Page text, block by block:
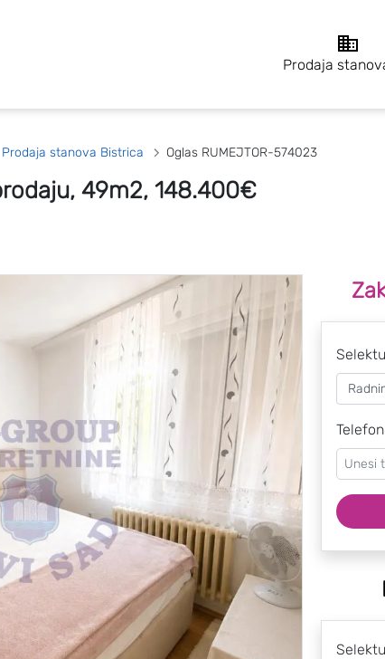
Prodaja
Prodaja stanova Bistrica Oglas RUMEJTOR-574023
49m2, 148.400€